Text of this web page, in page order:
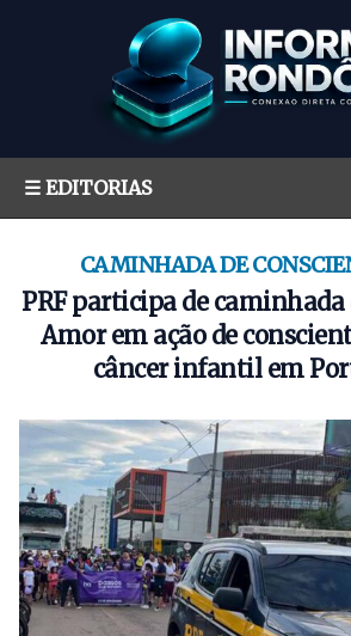
☰ EDITORIAS
CAMINHADA DE
PRF participa de
Amor em ação de
câncer infantil em